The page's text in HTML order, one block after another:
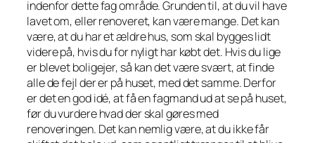
indenfor dette fag område. Grunden til, at du vil have
lavet om, eller renoveret, kan være mange. Det kan
være, at du har et ældre hus, som skal bygges lidt
videre på, hvis du for nyligt har købt det. Hvis du lige
er blevet boligejer, så kan det være svært, at finde
alle de fejl der er på huset, med det samme. Derfor
er det en god idé, at få en fagmand ud at se på huset,
før du vurdere hvad der skal gøres med
renoveringen. Det kan nemlig være, at du ikke får